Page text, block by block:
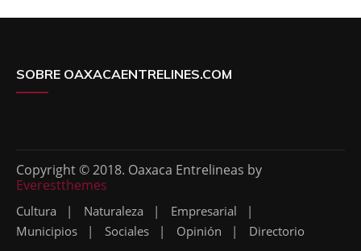
SOBRE OAXACAENTRELINES.COM
Copyright © 2018. Oaxaca Entrelineas by
Everestthemes
Cultura Naturaleza
Empresarial
Municipios
Sociales Opinión Directorio